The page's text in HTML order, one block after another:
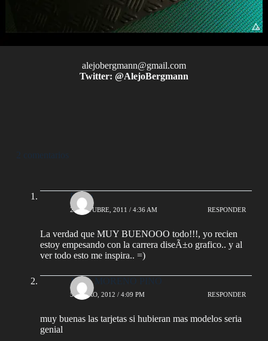
alejobergmann@gmail.com
Twitter: @AlejoBergmann
2 comentarios
Debra
22 OCTUBRE, 2011 / 4:36 AM RESPONDER
La verdad que MUY BUENOOO todo!!!, yo recien
estoy empesando con la carrera diseÃ±o grafico.. y al
ver todo esto me inspira.. =)
JOSE MORENO PINO
5 ENERO, 2012 / 4:09 PM RESPONDER
muy buenas las tarjetas si hubieran mas modelos seria
genial